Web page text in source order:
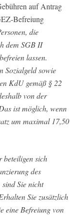
auf Antrag
Befreiung
die
dem SGB II
lassen.
Sozialgeld sowie
KdU gemäß § 22
von der
ist möglich, wenn
um maximal 17,50
beteiligen sich
des
sind Sie nicht
Sie zusätzlich
eine Befreiung von